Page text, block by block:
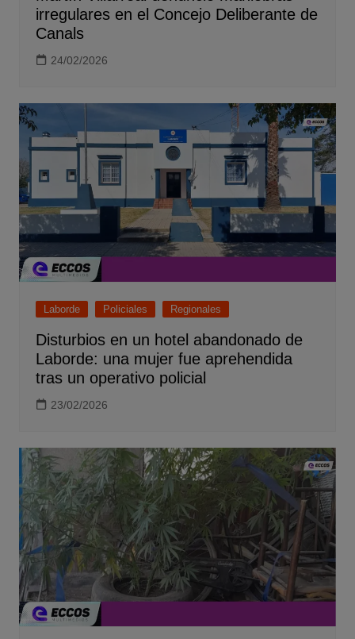
irregulares en el Concejo Deliberante de
Canals
24/02/2026
Laborde Policiales Regionales
Disturbios en un hotel abandonado de
Laborde: una mujer fue aprehendida
tras un operativo policial
23/02/2026